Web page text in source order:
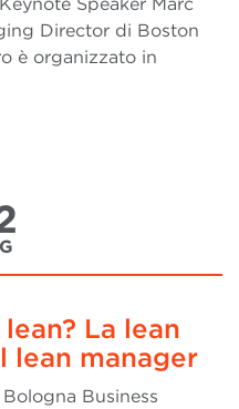
Director di Boston
è organizzato in
La lean
lean manager
Business